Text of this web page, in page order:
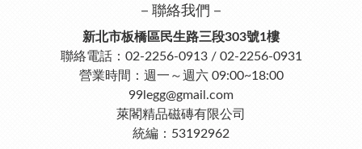
－聯絡我們－
新北市板橋區民生路三段303號1樓
聯絡電話：02-2256-0913 / 02-2256-0931
營業時間：週一～週六 09:00~18:00
99legg@gmail.com
萊閣精品磁磚有限公司
統編：53192962